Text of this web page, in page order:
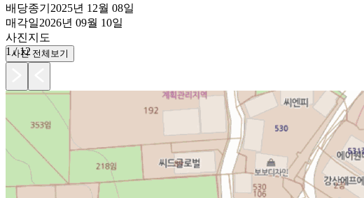
배당종기 2025년 12월 08일
매각일2026년 09월 10일
사진지도
1 /12
사진 전체보기